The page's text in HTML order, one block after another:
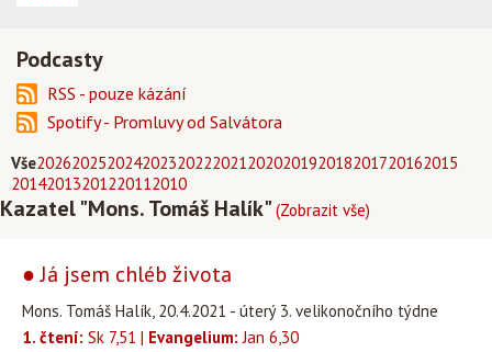
Vše202620252024202320222021202020192018201720162015
20142013201220112010
Kazatel "Mons. Tomáš Halík"(Zobrazit vše)
● Já jsem chléb života
Mons. Tomáš Halík, 20.4.2021 - úterý 3. velikonočního týdne
1. čtení: Sk 7,51 | Evangelium: Jan 6,30
Podcasty
RSS - pouze kázání
Spotify - Promluvy od Salvátora